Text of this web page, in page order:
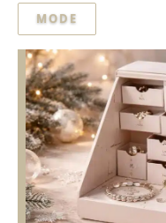
MODE